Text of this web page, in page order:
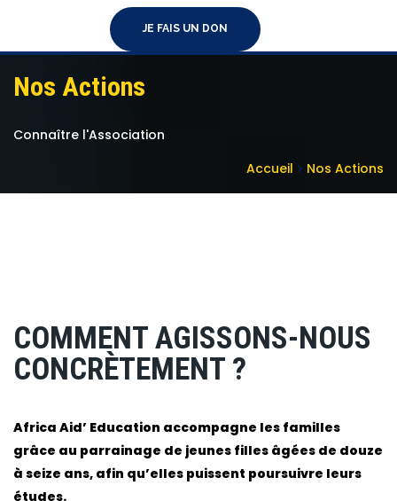
JE FAIS UN DON
Nos Actions
Connaître l'Association
Accueil
Nos Actions
COMMENT AGISSONS-NOUS
CONCRÈTEMENT ?
Africa Aid’ Education accompagne les familles
grâce au parrainage de jeunes filles âgées de douze
à seize ans, afin qu’elles puissent poursuivre leurs
études.